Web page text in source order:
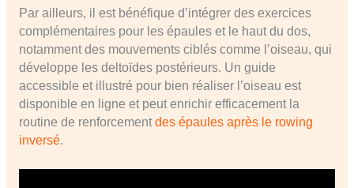
Par ailleurs, il est bénéfique d’intégrer des exercices
complémentaires pour les épaules et le haut du dos,
notamment des mouvements ciblés comme l’oiseau, qui
développe les deltoïdes postérieurs. Un guide
accessible et illustré pour bien réaliser l’oiseau est
disponible en ligne et peut enrichir efficacement la
routine de renforcementdes épaules après le rowing
inversé.